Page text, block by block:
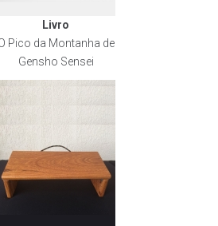
Livro
Pico da Montanha de
Gensho Sensei